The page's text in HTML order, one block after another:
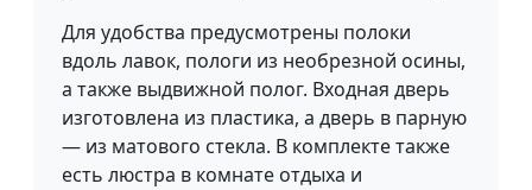
Для удобства предусмотрены полоки
вдоль лавок, пологи из необрезной осины,
а также выдвижной полог. Входная дверь
изготовлена из пластика, а дверь в парную
— из матового стекла. В комплекте также
есть люстра в комнате отдыха и